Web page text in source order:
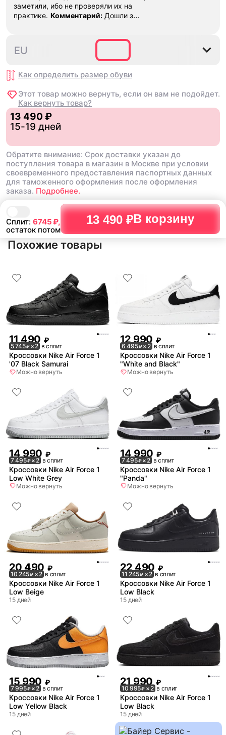
Сплит: 6745₽,
остаток потом
13 490 ₽В корзину
который нравится. Качество
материалов на высшем уровне:
отлично амортизируют при ходьбе
или беге. Я использовал их для
прогулок и занятий спортом, и ни
Если вы ищете надежные и
прослужат долго и подарят
комфорт в каждом шаге, я
настоятельно рекомендую
попробовать эту модель!
Недостатки:
заметили, ибо не проверяли их на
практике. Комментарий: Дошли за
38
EU
Как определить размер обуви
Этот товар можно вернуть, если он вам не подойдет.
Как вернуть товар?
13 490 ₽
15-19 дней
Обратите внимание: Срок доставки указан до
поступления товара в магазин в Москве при условии
своевременного предоставления паспортных данных
для таможенного оформления после оформления
заказа. Подробнее.
Похожие товары
11 490 ₽
5 745₽× 2 в сплит
Кроссовки Nike Air Force 1
'07 Black Samurai
Можно вернуть
12 990 ₽
6 495₽× 2 в сплит
Кроссовки Nike Air Force 1
"White and Black"
Можно вернуть
14 990 ₽
7 495₽× 2 в сплит
Кроссовки Nike Air Force 1
Low White Grey
Можно вернуть
14 990 ₽
7 495₽× 2 в сплит
Кроссовки Nike Air Force 1
"Panda"
Можно вернуть
20 490 ₽
10 245₽ × 2 в сплит
Кроссовки Nike Air Force 1
Low Beige
15 дней
22 490 ₽
11 245₽ × 2 в сплит
Кроссовки Nike Air Force 1
Low Black
15 дней
15 990 ₽
7 995₽× 2 в сплит
Кроссовки Nike Air Force 1
Low Yellow Black
15 дней
21 990 ₽
10 995₽ × 2 в сплит
Кроссовки Nike Air Force 1
Low Black
15 дней